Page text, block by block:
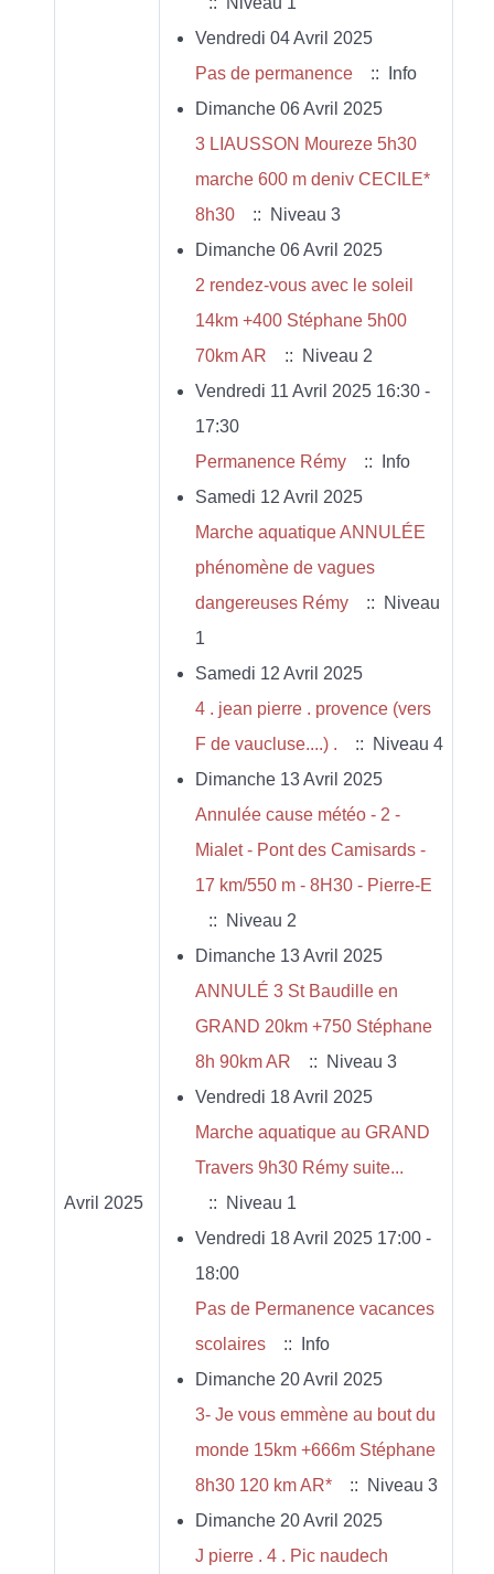
Avril 2025
Vendredi 04 Avril 2025
Pas de permanence
:: Info
Dimanche 06 Avril 2025
3 LIAUSSON Moureze 5h30
marche 600 m deniv CECILE*
8h30
:: Niveau 3
Dimanche 06 Avril 2025
2 rendez-vous avec le soleil
14km +400 Stéphane 5h00
70km AR
:: Niveau 2
Vendredi 11 Avril 2025 16:30 -
17:30
Permanence Rémy
:: Info
Samedi 12 Avril 2025
Marche aquatique ANNULÉE
phénomène de vagues
dangereuses Rémy
:: Niveau
1
Samedi 12 Avril 2025
4 . jean pierre . provence (vers
F de vaucluse....) .
:: Niveau 4
Dimanche 13 Avril 2025
Annulée cause météo - 2 -
Mialet - Pont des Camisards -
17 km/550 m - 8H30 - Pierre-E
:: Niveau 2
Dimanche 13 Avril 2025
ANNULÉ 3 St Baudille en
GRAND 20km +750 Stéphane
8h 90km AR
:: Niveau 3
Vendredi 18 Avril 2025
Marche aquatique au GRAND
Travers 9h30 Rémy suite...
:: Niveau 1
Vendredi 18 Avril 2025 17:00 -
18:00
Pas de Permanence vacances
scolaires
:: Info
Dimanche 20 Avril 2025
3- Je vous emmène au bout du
monde 15km +666m Stéphane
8h30 120 km AR*
:: Niveau 3
Dimanche 20 Avril 2025
J pierre . 4 . Pic naudech